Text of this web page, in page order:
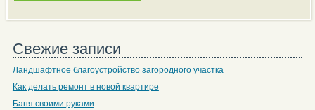
Свежие записи
Ландшафтное благоустройство загородного участка
Как делать ремонт в новой квартире
Баня своими руками